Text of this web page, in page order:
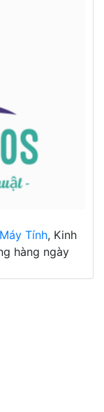
Tính, Kinh
hàng ngày